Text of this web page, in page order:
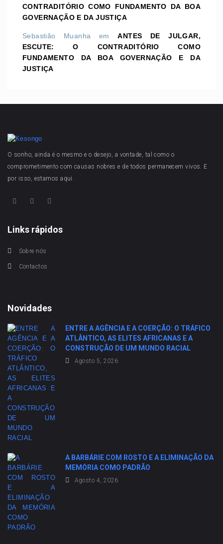
CONTRADITÓRIO COMO FUNDAMENTO DA BOA
GOVERNAÇÃO E DA JUSTIÇA
Sebastião Muanha emANTES DE JULGAR,
ESCUTE: O CONTRADITÓRIO COMO
FUNDAMENTO DA BOA GOVERNAÇÃO E DA
JUSTIÇA
O sonho, ainda é o mesmo e o desejo, a vontade, tal como o
comprometimento com causas nobres e de todos permanecem vivos. E
por isso, estamos aqui.
Links rápidos
Sobre nós
Contactos
Novidades
ENTRE A AGÊNCIA E A COERÇÃO: O TRÁFICO
ATLÂNTICO, AS ELITES AFRICANAS E A
CONSTRUÇÃO DE UM MUNDO RACIAL
Agosto 5, 2026
A BARBÁRIE COM ROSTO E A ELIMINAÇÃO DA
MEMÓRIA COMO PADRÃO
Agosto 4, 2026